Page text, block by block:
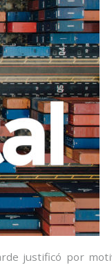
justificó por